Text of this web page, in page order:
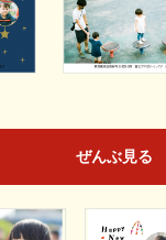
ぜんぶ見る